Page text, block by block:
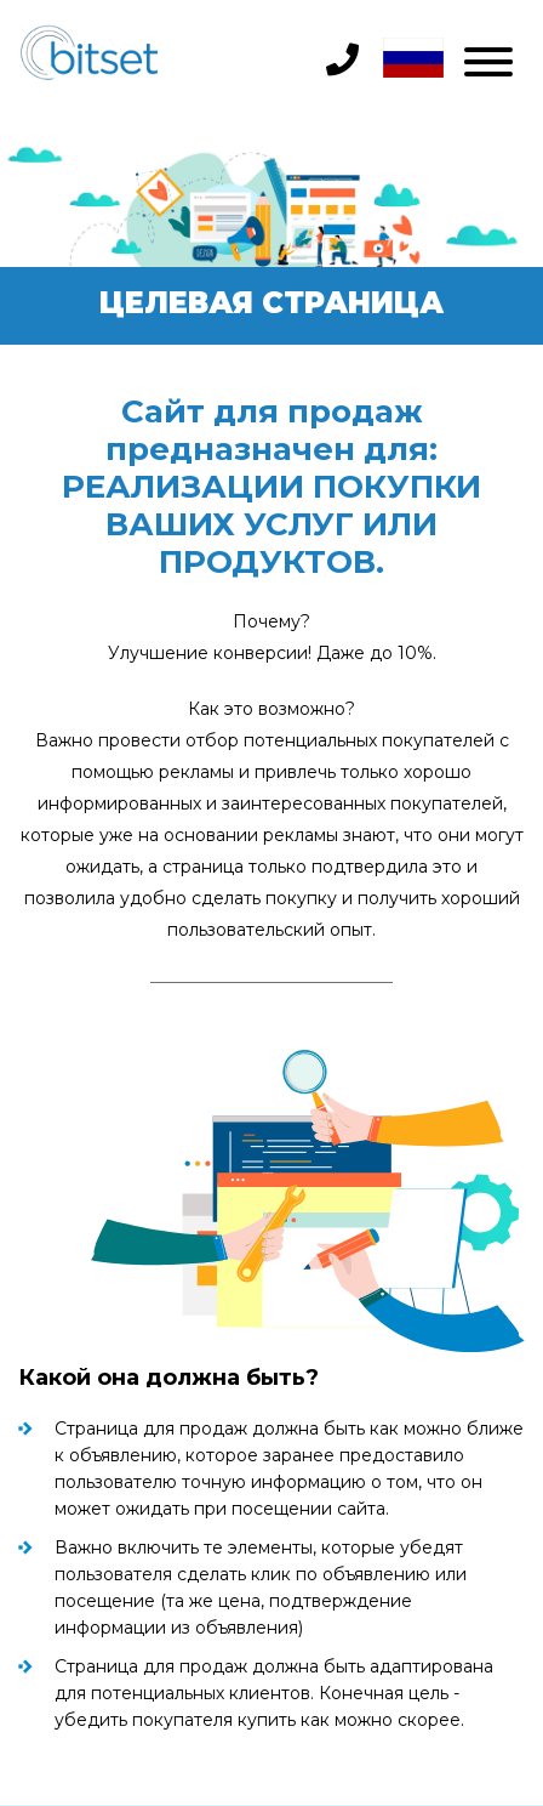
ЦЕЛЕВАЯ СТРАНИЦА
Сайт для продаж
предназначен для:
РЕАЛИЗАЦИИ ПОКУПКИ
ВАШИХ УСЛУГ ИЛИ
ПРОДУКТОВ.
Почему?
Улучшение конверсии! Даже до 10%.
Как это возможно?
Важно провести отбор потенциальных покупателей с
помощью рекламы и привлечь только хорошо
информированных и заинтересованных покупателей,
которые уже на основании рекламы знают, что они могут
ожидать, а страница только подтвердила это и
позволила удобно сделать покупку и получить хороший
пользовательский опыт.
Какой она должна быть?
Страница для продаж должна быть как можно ближе
к объявлению, которое заранее предоставило
пользователю точную информацию о том, что он
может ожидать при посещении сайта.
Важно включить те элементы, которые убедят
пользователя сделать клик по объявлению или
посещение (та же цена, подтверждение
информации из объявления)
Страница для продаж должна быть адаптирована
для потенциальных клиентов. Конечная цель -
убедить покупателя купить как можно скорее.